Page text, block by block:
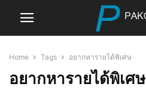
Home Tags อยากหารายได้พิเศษ
อยากหารายได้พิเศษ